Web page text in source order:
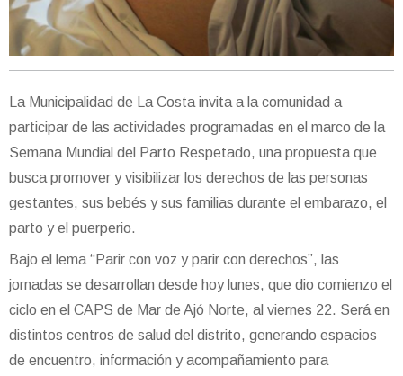
La Municipalidad de La Costa invita a la comunidad a
participar de las actividades programadas en el marco de la
Semana Mundial del Parto Respetado, una propuesta que
busca promover y visibilizar los derechos de las personas
gestantes, sus bebés y sus familias durante el embarazo, el
parto y el puerperio.
Bajo el lema “Parir con voz y parir con derechos”, las
jornadas se desarrollan desde hoy lunes, que dio comienzo el
ciclo en el CAPS de Mar de Ajó Norte, al viernes 22. Será en
distintos centros de salud del distrito, generando espacios
de encuentro, información y acompañamiento para